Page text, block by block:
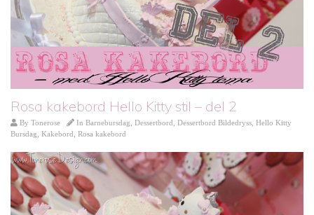
Rosa kakebord Hello Kitty stil – del 2
By Tonerose In Barnebursdag Dessertbord Dessertbord Bildedryss Hello Kitty
Bursdag Kakebord Rosa kakebord